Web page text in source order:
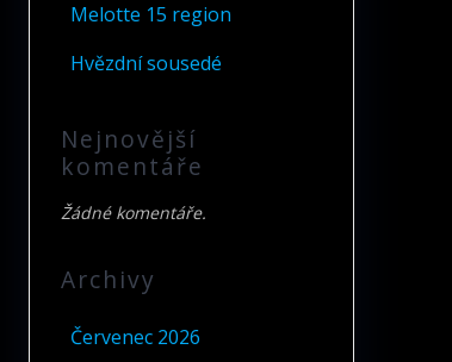
Melotte 15 region
Hvězdní sousedé
Nejnovější
komentáře
Žádné komentáře.
Archivy
Červenec 2026